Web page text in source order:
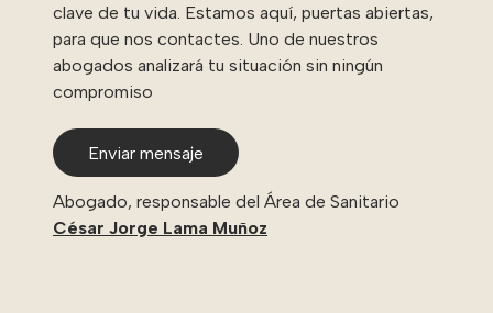
clave de tu vida. Estamos aquí, puertas abiertas,
para que nos contactes. Uno de nuestros
abogados analizará tu situación sin ningún
compromiso
Enviar mensaje
Abogado, responsable del Área de Sanitario
César Jorge Lama Muñoz